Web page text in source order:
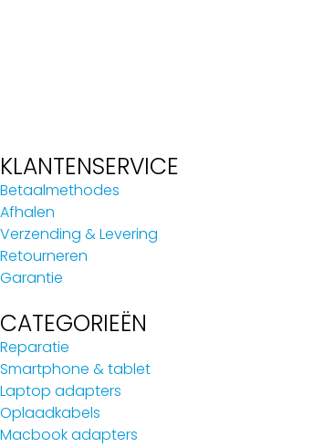
KLANTENSERVICE
Betaalmethodes
Afhalen
Verzending & Levering
Retourneren
Garantie
CATEGORIEËN
Reparatie
Smartphone & tablet
Laptop adapters
Oplaadkabels
Macbook adapters